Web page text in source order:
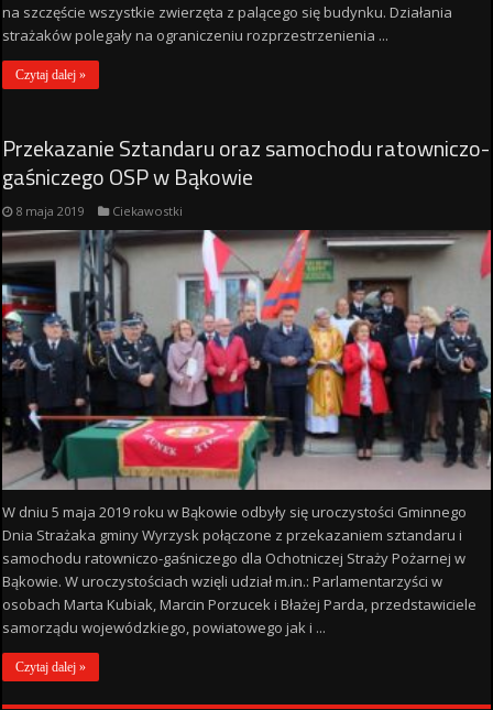
na szczęście wszystkie zwierzęta z palącego się budynku. Działania
strażaków polegały na ograniczeniu rozprzestrzenienia ...
Czytaj dalej »
Przekazanie Sztandaru oraz samochodu ratowniczo-
gaśniczego OSP w Bąkowie
8 maja 2019 Ciekawostki
W dniu 5 maja 2019 roku w Bąkowie odbyły się uroczystości Gminnego
Dnia Strażaka gminy Wyrzysk połączone z przekazaniem sztandaru i
samochodu ratowniczo-gaśniczego dla Ochotniczej Straży Pożarnej w
Bąkowie. W uroczystościach wzięli udział m.in.: Parlamentarzyści w
osobach Marta Kubiak, Marcin Porzucek i Błażej Parda, przedstawiciele
samorządu wojewódzkiego, powiatowego jak i ...
Czytaj dalej »